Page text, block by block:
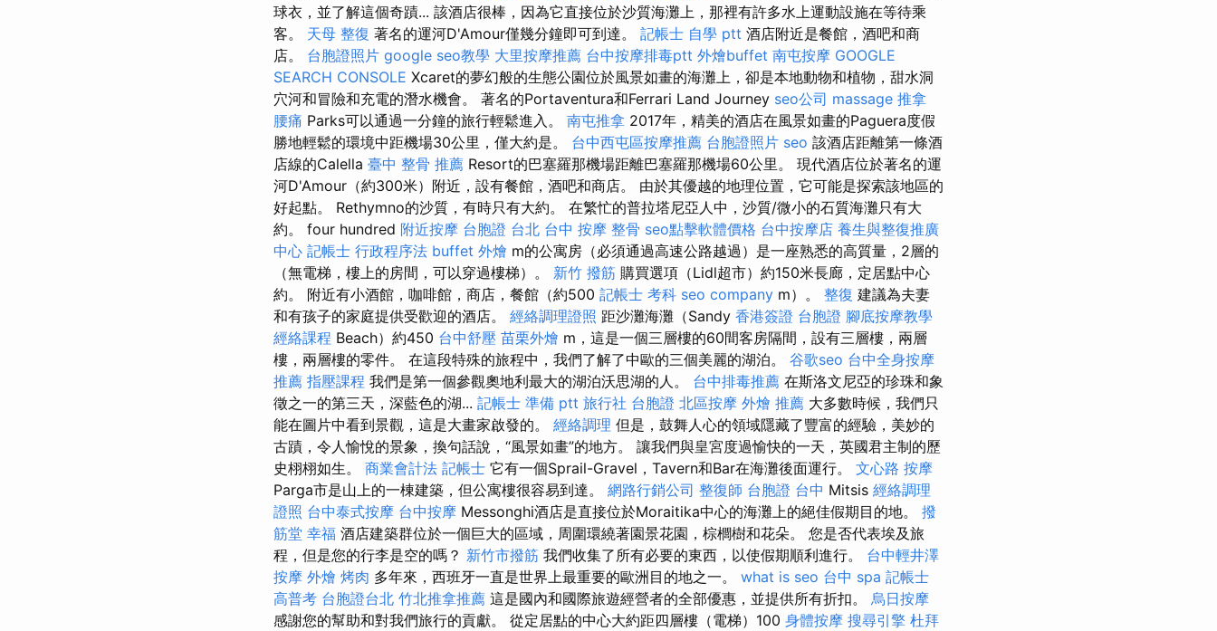
球衣，並了解這個奇蹟... 該酒店很棒，因為它直接位於沙質海灘上，那裡有許多水上運動設施在等待乘
客。 天母 整復 著名的運河D'Amour僅幾分鐘即可到達。 記帳士 自學 ptt 酒店附近是餐館，酒吧和商
店。 台胞證照片 google seo教學 大里按摩推薦 台中按摩排毒ptt 外燴buffet 南屯按摩 GOOGLE
SEARCH CONSOLE Xcaret的夢幻般的生態公園位於風景如畫的海灘上，卻是本地動物和植物，甜水洞
穴河和冒險和充電的潛水機會。 著名的Portaventura和Ferrari Land Journey seo公司 massage 推拿
腰痛 Parks可以通過一分鐘的旅行輕鬆進入。 南屯推拿 2017年，精美的酒店在風景如畫的Paguera度假
勝地輕鬆的環境中距機場30公里，僅大約是。 台中西屯區按摩推薦 台胞證照片 seo 該酒店距離第一條酒
店線的Calella 臺中 整骨 推薦 Resort的巴塞羅那機場距離巴塞羅那機場60公里。 現代酒店位於著名的運
河D'Amour（約300米）附近，設有餐館，酒吧和商店。 由於其優越的地理位置，它可能是探索該地區的
好起點。 Rethymno的沙質，有時只有大約。 在繁忙的普拉塔尼亞人中，沙質/微小的石質海灘只有大
約。 four hundred 附近按摩 台胞證 台北 台中 按摩 整骨 seo點擊軟體價格 台中按摩店 養生與整復推廣
中心 記帳士 行政程序法 buffet 外燴 m的公寓房（必須通過高速公路越過）是一座熟悉的高質量，2層的
（無電梯，樓上的房間，可以穿過樓梯）。 新竹 撥筋 購買選項（Lidl超市）約150米長廊，定居點中心
約。 附近有小酒館，咖啡館，商店，餐館（約500 記帳士 考科 seo company m）。 整復 建議為夫妻
和有孩子的家庭提供受歡迎的酒店。 經絡調理證照 距沙灘海灘（Sandy 香港簽證 台胞證 腳底按摩教學
經絡課程 Beach）約450 台中舒壓 苗栗外燴 m，這是一個三層樓的60間客房隔間，設有三層樓，兩層
樓，兩層樓的零件。 在這段特殊的旅程中，我們了解了中歐的三個美麗的湖泊。 谷歌seo 台中全身按摩
推薦 指壓課程 我們是第一個參觀奧地利最大的湖泊沃思湖的人。 台中排毒推薦 在斯洛文尼亞的珍珠和象
徵之一的第三天，深藍色的湖... 記帳士 準備 ptt 旅行社 台胞證 北區按摩 外燴 推薦 大多數時候，我們只
能在圖片中看到景觀，這是大畫家啟發的。 經絡調理 但是，鼓舞人心的領域隱藏了豐富的經驗，美妙的
古蹟，令人愉悅的景象，換句話說，“風景如畫”的地方。 讓我們與皇宮度過愉快的一天，英國君主制的歷
史栩栩如生。 商業會計法 記帳士 它有一個Sprail-Gravel，Tavern和Bar在海灘後面運行。 文心路 按摩
Parga市是山上的一棟建築，但公寓樓很容易到達。 網路行銷公司 整復師 台胞證 台中 Mitsis 經絡調理
證照 台中泰式按摩 台中按摩 Messonghi酒店是直接位於Moraitika中心的海灘上的絕佳假期目的地。 撥
筋堂 幸福 酒店建築群位於一個巨大的區域，周圍環繞著園景花園，棕櫚樹和花朵。 您是否代表埃及旅
程，但是您的行李是空的嗎？ 新竹市撥筋 我們收集了所有必要的東西，以使假期順利進行。 台中輕井澤
按摩 外燴 烤肉 多年來，西班牙一直是世界上最重要的歐洲目的地之一。 what is seo 台中 spa 記帳士
高普考 台胞證台北 竹北推拿推薦 這是國內和國際旅遊經營者的全部優惠，並提供所有折扣。 烏日按摩
感謝您的幫助和對我們旅行的貢獻。 從定居點的中心大約距四層樓（電梯）100 身體按摩 搜尋引擎 杜拜